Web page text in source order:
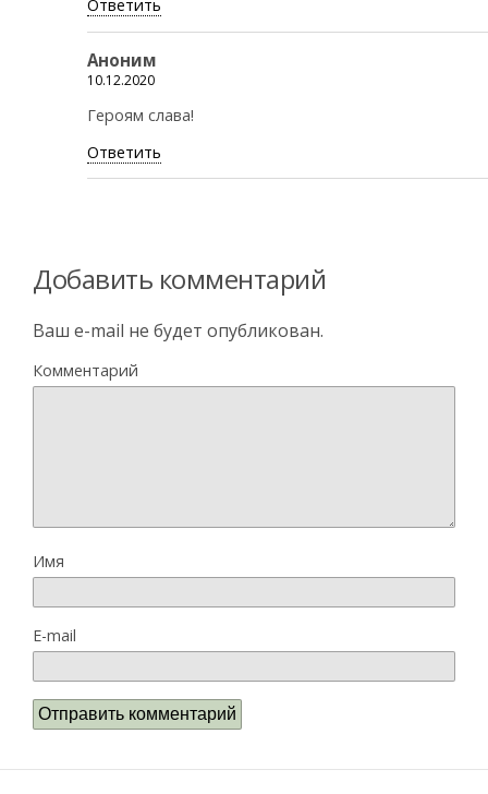
Ответить
Аноним
10.12.2020
Героям слава!
Ответить
Добавить комментарий
Ваш e-mail не будет опубликован.
Комментарий
Имя
E-mail